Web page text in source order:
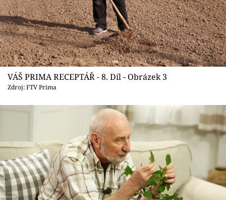
VÁŠ PRIMA RECEPTÁŘ - 8. Díl - Obrázek 3
Zdroj: FTV Prima